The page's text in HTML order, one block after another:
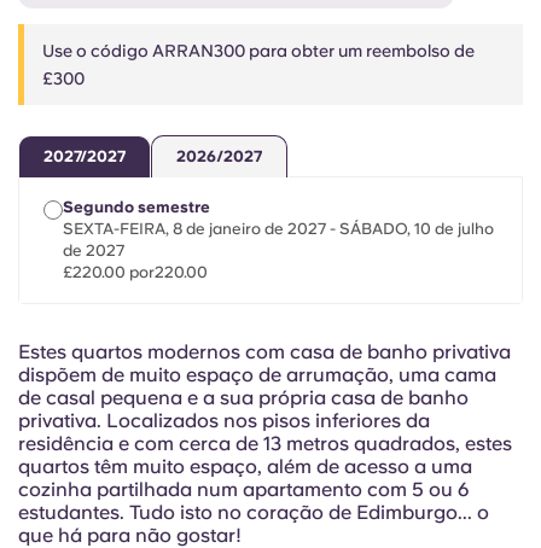
French
Use o código ARRAN300 para obter um reembolso de
£300
2027/2027 2026/2027
Segundo semestre
SEXTA-FEIRA, 8 de janeiro de 2027 - SÁBADO, 10 de julho
de 2027
£220.00 por220.00
Estes quartos modernos com casa de banho privativa
dispõem de muito espaço de arrumação, uma cama
de casal pequena e a sua própria casa de banho
privativa. Localizados nos pisos inferiores da
residência e com cerca de 13 metros quadrados, estes
quartos têm muito espaço, além de acesso a uma
cozinha partilhada num apartamento com 5 ou 6
estudantes. Tudo isto no coração de Edimburgo... o
que há para não gostar!